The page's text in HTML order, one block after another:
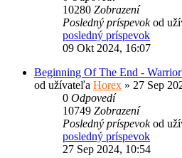
10280 Zobrazení
Posledný príspevokod
posledný príspevok
09 Okt 2024, 16:07
Beginning Of The End -
od užívateľa Horex » 27 Sep
0 Odpovedí
10749 Zobrazení
Posledný príspevokod
posledný príspevok
27 Sep 2024, 10:54